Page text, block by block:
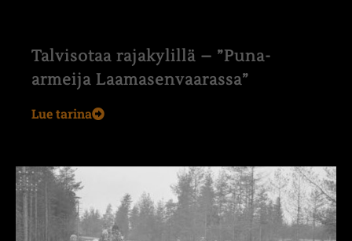
Talvisotaa rajakylillä – ”Puna-
armeija Laamasenvaarassa”
Lue tarina